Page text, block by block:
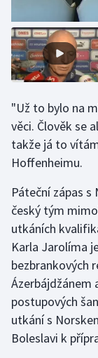
Plavání
Plážový
Rychlobruslení
Rychlostní
Short track
Sportovní
Stolní tenis
Triatlon
Veslování
"Už to bylo na
věci. Člověk se
takže já to
Hoffenheimu.
Páteční zápas
český tým
utkáních
Karla Jarolíma
bezbrankových
Ázerbájdžánem
postupových
utkání s
Boleslavi k